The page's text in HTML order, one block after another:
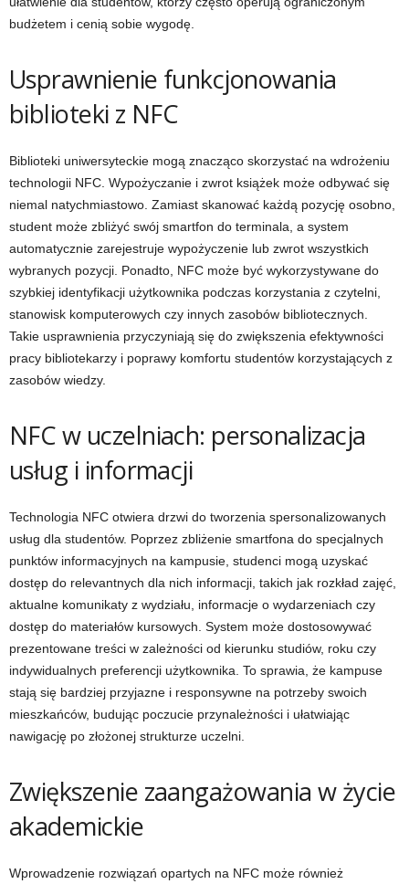
budżetem i cenią sobie wygodę.
Usprawnienie funkcjonowania
biblioteki z NFC
Biblioteki uniwersyteckie mogą znacząco skorzystać na wdrożeniu
technologii NFC. Wypożyczanie i zwrot książek może odbywać się
niemal natychmiastowo. Zamiast skanować każdą pozycję osobno,
student może zbliżyć swój smartfon do terminala, a system
automatycznie zarejestruje wypożyczenie lub zwrot wszystkich
wybranych pozycji. Ponadto, NFC może być wykorzystywane do
szybkiej identyfikacji użytkownika podczas korzystania z czytelni,
stanowisk komputerowych czy innych zasobów bibliotecznych.
Takie usprawnienia przyczyniają się do zwiększenia efektywności
pracy bibliotekarzy i poprawy komfortu studentów korzystających z
zasobów wiedzy.
NFC w uczelniach: personalizacja
usług i informacji
Technologia NFC otwiera drzwi do tworzenia spersonalizowanych
usług dla studentów. Poprzez zbliżenie smartfona do specjalnych
punktów informacyjnych na kampusie, studenci mogą uzyskać
dostęp do relevantnych dla nich informacji, takich jak rozkład zajęć,
aktualne komunikaty z wydziału, informacje o wydarzeniach czy
dostęp do materiałów kursowych. System może dostosowywać
prezentowane treści w zależności od kierunku studiów, roku czy
indywidualnych preferencji użytkownika. To sprawia, że kampuse
stają się bardziej przyjazne i responsywne na potrzeby swoich
mieszkańców, budując poczucie przynależności i ułatwiając
nawigację po złożonej strukturze uczelni.
Zwiększenie zaangażowania w życie
akademickie
Wprowadzenie rozwiązań opartych na NFC może również